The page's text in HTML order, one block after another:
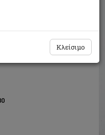
μέλλοντος
Κλείσιμο